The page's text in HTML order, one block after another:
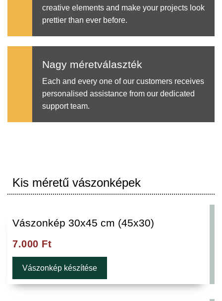
creative elements and make your projects look
prettier than ever before.
Nagy méretválaszték
Each and every one of our customers receives
personalised assistance from our dedicated
support team.
Kis méretű vászonképek
Vászonkép 30x45 cm (45x30)
7.000 Ft
Vászonkép készítése